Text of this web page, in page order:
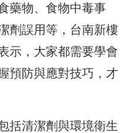
藥物、食物中毒事
劑誤用等，台南新樓
示，大家都需要學會
預防與應對技巧，才
括清潔劑與環境衛生